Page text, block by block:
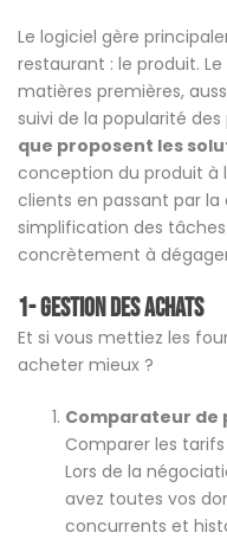
Le logiciel gère
restaurant : le produit.
matières premières,
suivi de la popularité des
que proposent les
conception du produit à
clients en passant par
simplification des
concrètement à
1- Gestion des achats
Et si vous mettiez les
acheter mieux ?
Comparateur de
Comparer les
Lors de la
avez toutes vos
concurrents et